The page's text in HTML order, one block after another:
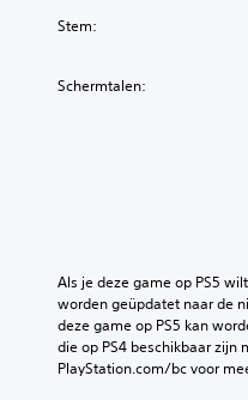
Stem:
Schermtalen:
Als je deze game op PS5
worden geüpdatet naar de
deze game op PS5 kan
die op PS4 beschikbaar zijn
PlayStation.com/bc voor